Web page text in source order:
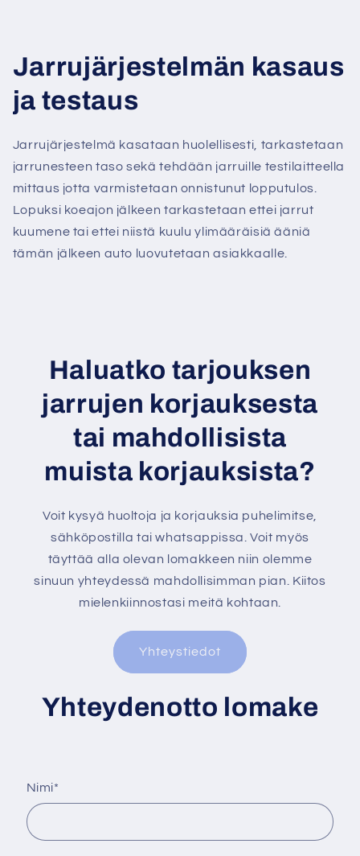
Jarrujärjestelmän kasaus
ja testaus
Jarrujärjestelmä kasataan huolellisesti, tarkastetaan
jarrunesteen taso sekä tehdään jarruille testilaitteella
mittaus jotta varmistetaan onnistunut lopputulos.
Lopuksi koeajon jälkeen tarkastetaan ettei jarrut
kuumene tai ettei niistä kuulu ylimääräisiä ääniä
tämän jälkeen auto luovutetaan asiakkaalle.
Haluatko tarjouksen
jarrujen korjauksesta
tai mahdollisista
muista korjauksista?
Voit kysyä huoltoja ja korjauksia puhelimitse,
sähköpostilla tai whatsappissa. Voit myös
täyttää alla olevan lomakkeen niin olemme
sinuun yhteydessä mahdollisimman pian. Kiitos
mielenkiinnostasi meitä kohtaan.
Yhteystiedot
Yhteydenotto lomake
Nimi*